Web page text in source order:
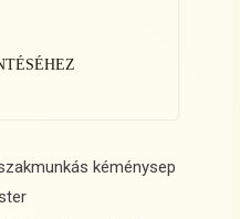
kéménysep